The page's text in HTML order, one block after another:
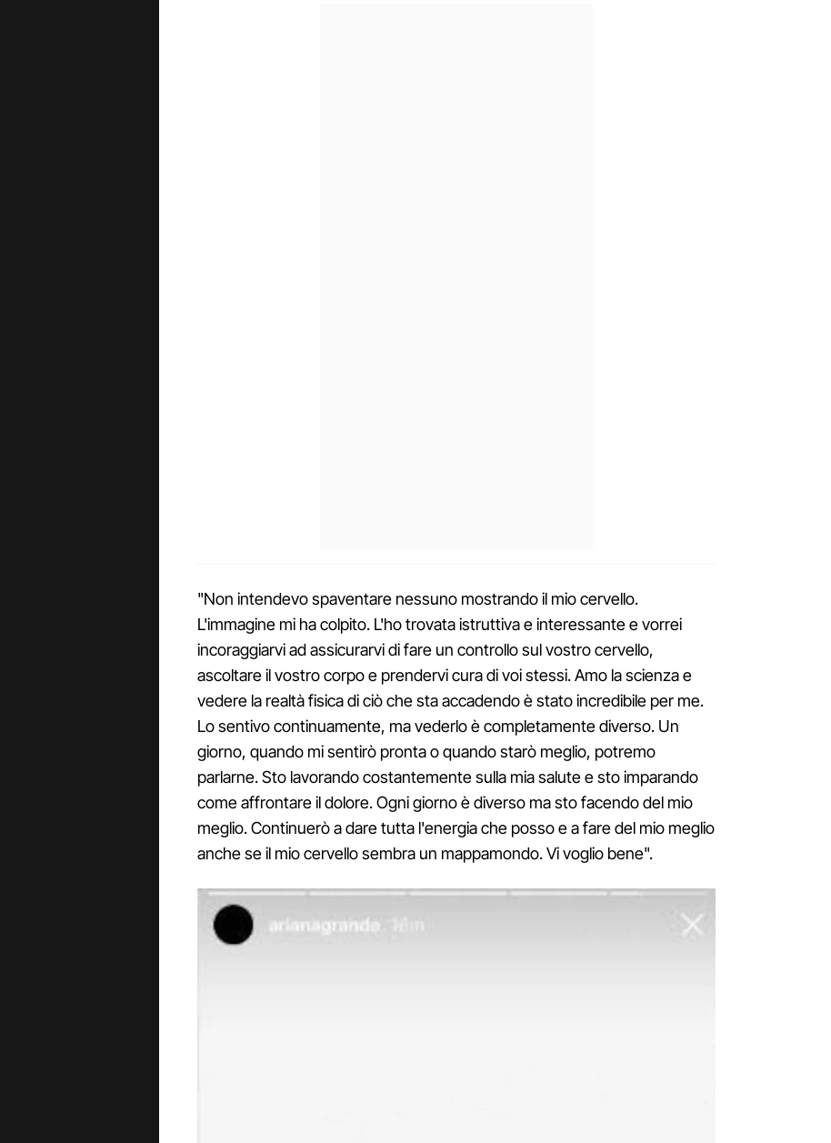
"Non intendevo spaventare nessuno mostrando il mio cervello.
L'immagine mi ha colpito. L'ho trovata istruttiva e interessante e vorrei
incoraggiarvi ad assicurarvi di fare un controllo sul vostro cervello,
ascoltare il vostro corpo e prendervi cura di voi stessi. Amo la scienza e
vedere la realtà fisica di ciò che sta accadendo è stato incredibile per me.
Lo sentivo continuamente, ma vederlo è completamente diverso. Un
giorno, quando mi sentirò pronta o quando starò meglio, potremo
parlarne. Sto lavorando costantemente sulla mia salute e sto imparando
come affrontare il dolore. Ogni giorno è diverso ma sto facendo del mio
meglio. Continuerò a dare tutta l'energia che posso e a fare del mio meglio
anche se il mio cervello sembra un mappamondo. Vi voglio bene".